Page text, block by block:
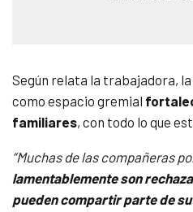
Según relata la trabajadora,
como espacio gremial
familiares, con todo lo que
“Muchas de las compañeras
lamentablemente son
pueden compartir parte de